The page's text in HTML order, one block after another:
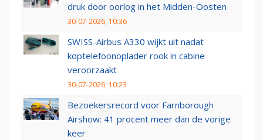
druk door oorlog in het Midden-Oosten
30-07-2026, 10:36
SWISS-Airbus A330 wijkt uit nadat
koptelefoonoplader rook in cabine
veroorzaakt
30-07-2026, 10:23
Bezoekersrecord voor Farnborough
Airshow: 41 procent meer dan de vorige
keer